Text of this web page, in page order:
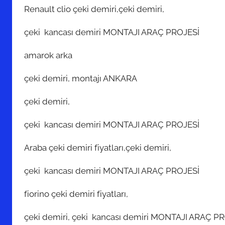
Renault clio çeki demiri,çeki demiri,
çeki kancası demiri MONTAJI ARAÇ PROJESİ
amarok arka
çeki demiri, montajı ANKARA
çeki demiri,
çeki kancası demiri MONTAJI ARAÇ PROJESİ
Araba çeki demiri fiyatları,çeki demiri,
çeki kancası demiri MONTAJI ARAÇ PROJESİ
fiorino çeki demiri fiyatları,
çeki demiri, çeki kancası demiri MONTAJI ARAÇ